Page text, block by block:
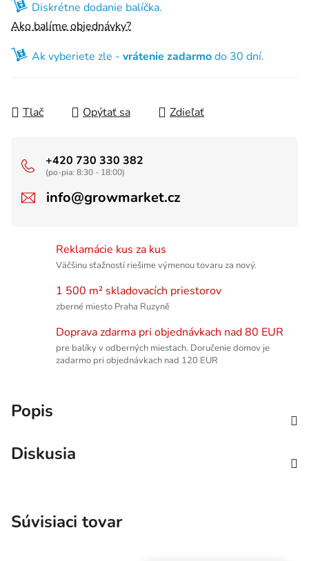
Diskrétne dodanie balíčka.
Ako balíme objednávky?
Ak vyberiete zle - vrátenie zadarmodo 30 dní.
Tlač Opýtať sa Zdieľať
+420 730 330 382
(po-pia: 8:30 - 18:00)
info@growmarket.cz
Reklamácie kus za kus
Väčšinu sťažností riešime výmenou tovaru za nový.
1 500 m² skladovacích priestorov
zberné miesto Praha Ruzyně
Doprava zdarma pri objednávkach nad 80 EUR
pre balíky v odberných miestach. Doručenie domov je
zadarmo pri objednávkach nad 120 EUR
Popis
Diskusia
Súvisiaci tovar